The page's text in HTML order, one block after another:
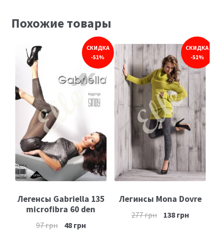
Похожие товары
Легенсы Gabriella 135
microfibra 60 den
СКИДКА
-51%
97грн 48грн
Легинсы Mona Dovre
СКИДКА
-51%
277грн 138 грн